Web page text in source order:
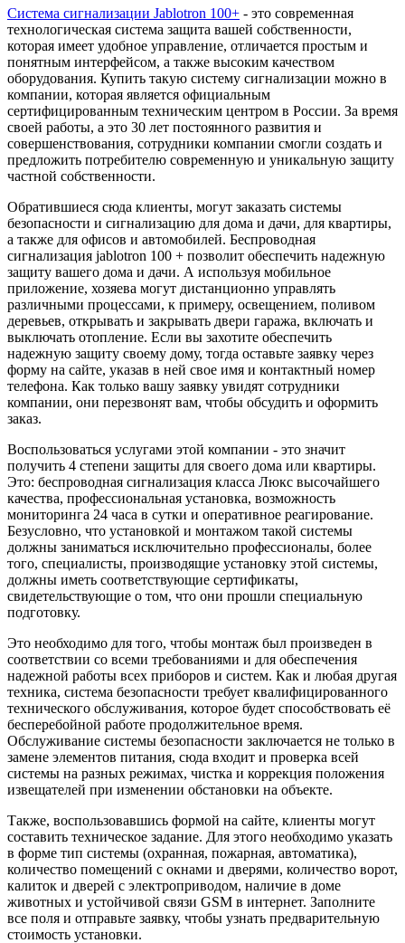
Система сигнализации Jablotron 100+ - это современная
технологическая система защита вашей собственности,
которая имеет удобное управление, отличается простым и
понятным интерфейсом, а также высоким качеством
оборудования. Купить такую систему сигнализации можно в
компании, которая является официальным
сертифицированным техническим центром в России. За время
своей работы, а это 30 лет постоянного развития и
совершенствования, сотрудники компании смогли создать и
предложить потребителю современную и уникальную защиту
частной собственности.
Обратившиеся сюда клиенты, могут заказать системы
безопасности и сигнализацию для дома и дачи, для квартиры,
а также для офисов и автомобилей. Беспроводная
сигнализация jablotron 100 + позволит обеспечить надежную
защиту вашего дома и дачи. А используя мобильное
приложение, хозяева могут дистанционно управлять
различными процессами, к примеру, освещением, поливом
деревьев, открывать и закрывать двери гаража, включать и
выключать отопление. Если вы захотите обеспечить
надежную защиту своему дому, тогда оставьте заявку через
форму на сайте, указав в ней свое имя и контактный номер
телефона. Как только вашу заявку увидят сотрудники
компании, они перезвонят вам, чтобы обсудить и оформить
заказ.
Воспользоваться услугами этой компании - это значит
получить 4 степени защиты для своего дома или квартиры.
Это: беспроводная сигнализация класса Люкс высочайшего
качества, профессиональная установка, возможность
мониторинга 24 часа в сутки и оперативное реагирование.
Безусловно, что установкой и монтажом такой системы
должны заниматься исключительно профессионалы, более
того, специалисты, производящие установку этой системы,
должны иметь соответствующие сертификаты,
свидетельствующие о том, что они прошли специальную
подготовку.
Это необходимо для того, чтобы монтаж был произведен в
соответствии со всеми требованиями и для обеспечения
надежной работы всех приборов и систем. Как и любая другая
техника, система безопасности требует квалифицированного
технического обслуживания, которое будет способствовать её
бесперебойной работе продолжительное время.
Обслуживание системы безопасности заключается не только в
замене элементов питания, сюда входит и проверка всей
системы на разных режимах, чистка и коррекция положения
извещателей при изменении обстановки на объекте.
Также, воспользовавшись формой на сайте, клиенты могут
составить техническое задание. Для этого необходимо указать
в форме тип системы (охранная, пожарная, автоматика),
количество помещений с окнами и дверями, количество ворот,
калиток и дверей с электроприводом, наличие в доме
животных и устойчивой связи GSM в интернет. Заполните
все поля и отправьте заявку, чтобы узнать предварительную
стоимость установки.